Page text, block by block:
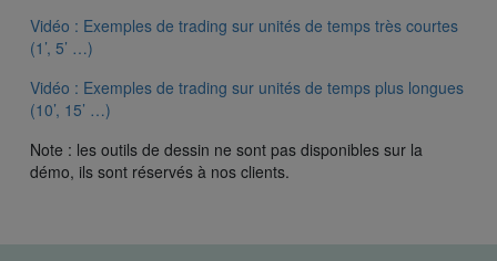
Vidéo : Exemples de trading sur unités de temps très courtes
(1’, 5’ …)
Vidéo : Exemples de trading sur unités de temps plus longues
(10’, 15’ …)
Note : les outils de dessin ne sont pas disponibles sur la
démo, ils sont réservés à nos clients.